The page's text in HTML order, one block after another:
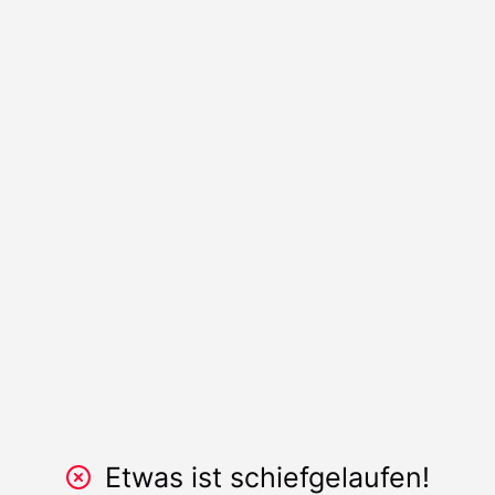
Etwas ist schiefgelaufen!